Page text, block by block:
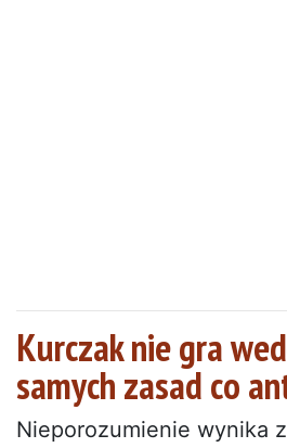
Kurczak nie gra
samych zasad co
Nieporozumienie wynika